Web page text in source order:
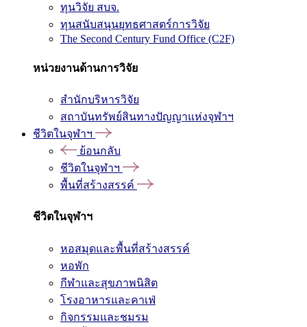
ทุนวิจัย สบจ.
ทุนสนับสนุนยุทธศาสตร์การวิจัย
The Second Century Fund Office (C2F)
หน่วยงานด้านการวิจัย
สำนักบริหารวิจัย
สถาบันทรัพย์สินทางปัญญาแห่งจุฬาฯ
ชีวิตในจุฬาฯ
ย้อนกลับ
ชีวิตในจุฬาฯ
พื้นที่สร้างสรรค์
ชีวิตในจุฬาฯ
หอสมุดและพื้นที่สร้างสรรค์
หอพัก
กีฬาและสุขภาพนิสิต
โรงอาหารและคาเฟ่
กิจกรรมและชมรม